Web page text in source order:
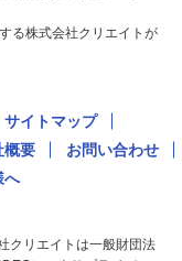
る株式会社クリエイトが
サイトマップ
概要
お問い合わせ
へ
クリエイトは一般財団法